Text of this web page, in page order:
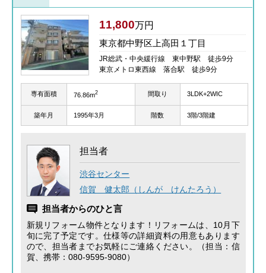
11,800万円
東京都中野区上高田１丁目
JR総武・中央緩行線 東中野駅 徒歩9分
東京メトロ東西線 落合駅 徒歩9分
専有面積 76.86m2 間取り 3LDK+2WIC
築年月 1995年3月 階数 3階/3階建
担当者
渋谷センター
信賀 健太郎（しんが けんたろう）
担当者からのひと言
新規リフォーム物件となります！リフォームは、10月下
旬に完了予定です。仕様等の詳細資料の用意もあります
ので、担当者までお気軽にご連絡ください。（担当：信
賀、携帯：080-9595-9080）